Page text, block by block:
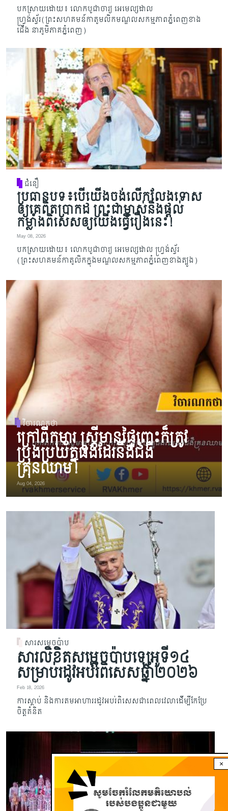
បកស្រាយដោយ៖ លោកបូជាចារ្យ អេមេល្សដាល
ហ្វ្រង់ស្វ័រ(ព្រះសហគមន៍កាតូមលិកមណ្ឌលសកម្មភាពភ្នំពេញខាង
ជើង នាភូមិភាគភ្នំពេញ)
ជំនឿ
ប្រធានបទ៖បើយើងចង់លើកលែងទោស
ឲ្យគេពិតប្រាកដ ព្រះជាម្ចាស់និងផ្តល់
កម្លាំងពិសេសឲ្យយើងធ្វើរឿងនេះ!
May 08, 2026
បកស្រាយដោយ៖ លោកបូជាចារ្យ អេមេល្សដាល ហ្វ្រង់ស្វ័រ
(ព្រះសហគមន៍កាតូលិកក្នុងមណ្ឌលសកម្មភាពភ្នំពេញខាងត្បូង)
វិចារណកថា
ក្រៅពីកុមារ ស្ត្រីមានផ្ទៃពោះក៏ត្រូវ
ប្រុងប្រយ័ត្នផងដែរនឹងជំងឺ
គ្រុនឈាម!
Aug 04, 2026
សារសម្តេចប៉ាប
សារលិខិតសម្តេចប៉ាបឡេអូទី១៤
សម្រាប់រដូវអប់រំពិសេសឆ្នាំ២០២៦
Feb 18, 2026
ការស្តាប់ និងការតមអាហាររដូវអបរ់ពិសេសជាពេលវេលាដើម្បីកែប្រែ
ចិត្តគំនិត
×